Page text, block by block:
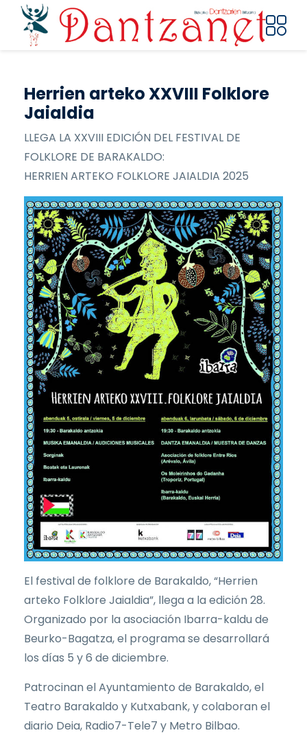
Pasar al contenido principal
Herrien arteko XXVIII Folklore
Jaialdia
LLEGA LA XXVIII EDICIÓN DEL FESTIVAL DE
FOLKLORE DE BARAKALDO:
HERRIEN ARTEKO FOLKLORE JAIALDIA 2025
El festival de folklore de Barakaldo, “Herrien
arteko Folklore Jaialdia”, llega a la edición 28.
Organizado por la asociación Ibarra-kaldu de
Beurko-Bagatza, el programa se desarrollará
los días 5 y 6 de diciembre.
Patrocinan el Ayuntamiento de Barakaldo, el
Teatro Barakaldo y Kutxabank, y colaboran el
diario Deia, Radio7-Tele7 y Metro Bilbao.